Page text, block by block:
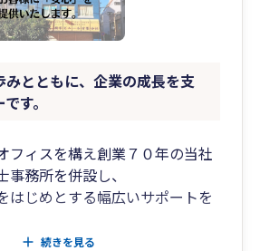
みとともに、企業の成長を支
す。
フィスを構え創業７０年の当社
務所を併設し、
はじめとする幅広いサポートを
続きを見る